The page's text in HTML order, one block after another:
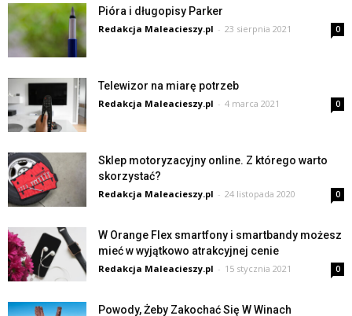
Pióra i długopisy Parker
Redakcja Maleacieszy.pl - 23 sierpnia 2021 0
Telewizor na miarę potrzeb
Redakcja Maleacieszy.pl - 4 marca 2021 0
Sklep motoryzacyjny online. Z którego warto
skorzystać?
Redakcja Maleacieszy.pl - 24 listopada 2020 0
W Orange Flex smartfony i smartbandy możesz
mieć w wyjątkowo atrakcyjnej cenie
Redakcja Maleacieszy.pl - 15 stycznia 2021 0
Powody, Żeby Zakochać Się W Winach